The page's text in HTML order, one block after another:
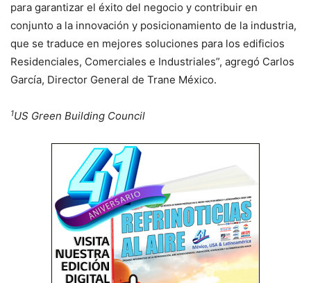
para garantizar el éxito del negocio y contribuir en
conjunto a la innovación y posicionamiento de la industria,
que se traduce en mejores soluciones para los edificios
Residenciales, Comerciales e Industriales”, agregó Carlos
García, Director General de Trane México.
1US Green Building Council